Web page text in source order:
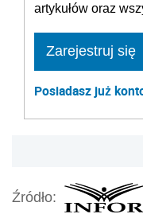
artykułów oraz
Zarejestruj się
Posiadasz już
Źródło: